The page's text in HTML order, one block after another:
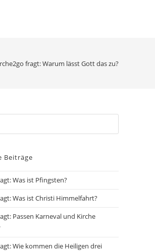
fragt: Warum lässt Gott das zu?
Beiträge
Was ist Pfingsten?
Was ist Christi Himmelfahrt?
Passen Karneval und Kirche
Wie kommen die Heiligen drei